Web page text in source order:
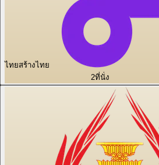
ไทยสร้างไทย
2ที่นั่ง